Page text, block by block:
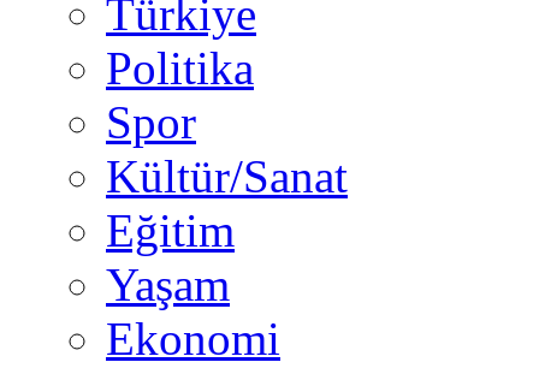
Türkiye
Politika
Spor
Kültür/Sanat
Eğitim
Yaşam
Ekonomi